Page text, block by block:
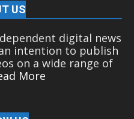
US
digital news
intention to publish
on a wide range of
More